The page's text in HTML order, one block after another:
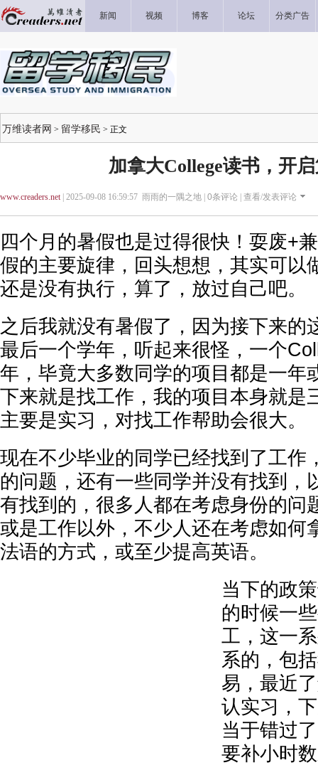
新闻 视频 博客 论坛 分类广告
万维读者网 > 留学移民 > 正文
加拿大College读书，开
www.creaders.net| 2025-09-08 16:59:57 雨雨的一隅之地 | 0条评论 | 查看/发表评论
四个月的暑假也是过得很快！耍废+
假的主要旋律，回头想想，其实可以
还是没有执行，算了，放过自己吧。
之后我就没有暑假了，因为接下来的
最后一个学年，听起来很怪，一个
年，毕竟大多数同学的项目都是一年
下来就是找工作，我的项目本身就是
主要是实习，对找工作帮助会很大。
现在不少毕业的同学已经找到了工作
的问题，还有一些同学并没有找到，
有找到的，很多人都在考虑身份的问
或是工作以外，不少人还在考虑如何
法语的方式，或至少提高英语。
当下的政
的时候一
工，这一
系的，包
易，最近
认实习，
当于错过
要补小时